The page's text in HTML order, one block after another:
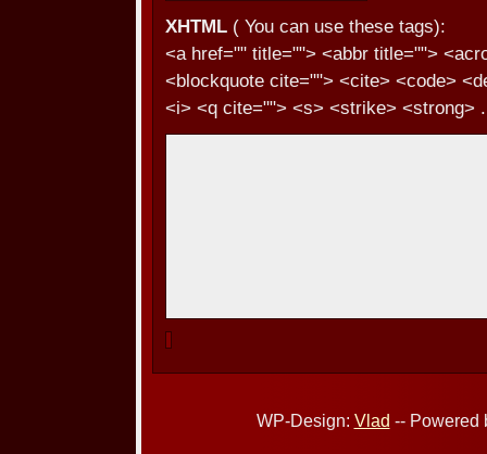
XHTML ( You can use these tags):
<a href="" title=""> <abbr title="">
<blockquote cite=""> <cite> <code>
<i> <q cite=""> <s> <strike> <strong> .
WP-Design: Vlad -- Powered